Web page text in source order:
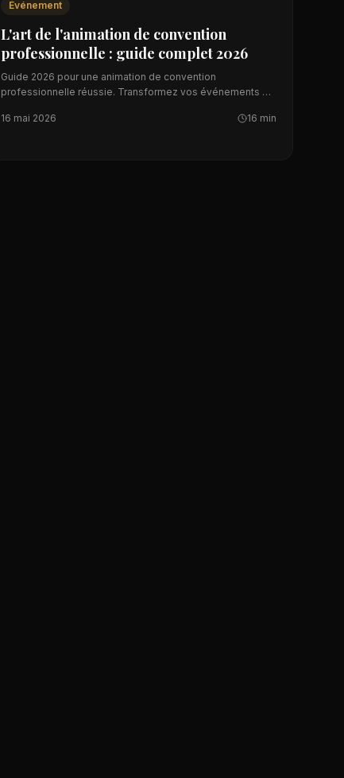
Événement
L'art de l'animation de convention
professionnelle : guide complet 2026
Guide 2026 pour une animation de convention
professionnelle réussie. Transformez vos événements en
d'équipe.
16 mai 2026 16 min